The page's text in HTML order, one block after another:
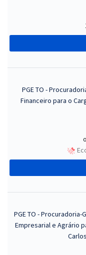
PGE TO -
Financeiro para o
PGE TO -
Empresarial e Agrário